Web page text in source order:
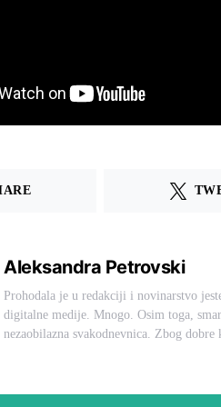
Aleksandra Petrovski
Prohodala je u redakciji i novinarstvo
digitalne medije. Mnogo. Osim toga,
nezaobilazna svakodnevnica. Zbog